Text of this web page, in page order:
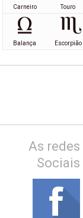
Carneiro Touro
Balança Escorpião
As redes
Sociais